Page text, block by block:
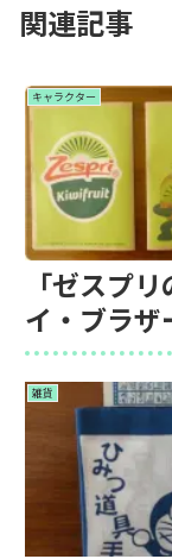
関連記事
キャラクター
「ゼスプ
イ・ブラザ
雑貨